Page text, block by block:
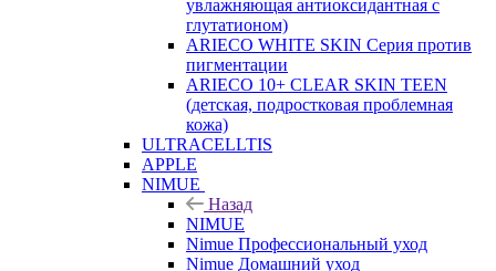
увлажняющая антиоксидантная с
глутатионом)
ARIECO WHITE SKIN Серия против
пигментации
ARIECO 10+ CLEAR SKIN TEEN
(детская, подростковая проблемная
кожа)
ULTRACELLTIS
APPLE
NIMUE
Назад
NIMUE
Nimue Профессиональный уход
Nimue Домашний уход